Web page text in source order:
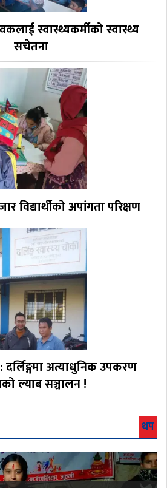
स्वास्थ्यकर्मीको स्वास्थ्य
सचेतना
विद्यार्थीको अपांगता परिक्षण
दर्लिङ्गमा अत्याधुनिक उपकरण
ल्याब सञ्चालन !
थप